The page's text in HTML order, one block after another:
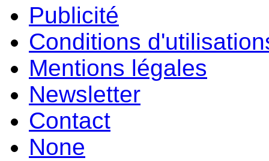
Publicité
Conditions
Mentions légales
Newsletter
Contact
None